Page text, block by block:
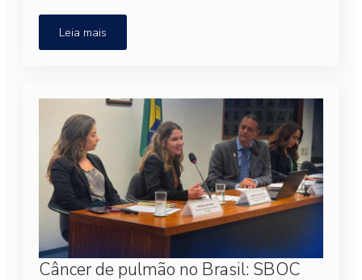
Leia mais
Câncer de pulmão no Brasil: SBOC